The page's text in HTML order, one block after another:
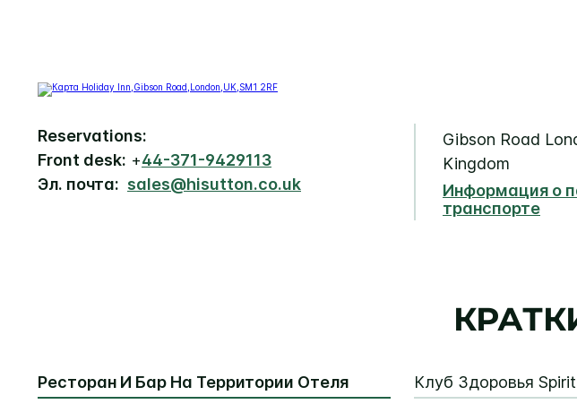
Reservations:
Front desk: +44-371-9429113
Эл. почта: sales@hisutton.co.uk
Gibson Road
Kingdom
Информация о
транспорте
Ресторан И Бар На Территории Отеля Клуб Здоровья Spirit